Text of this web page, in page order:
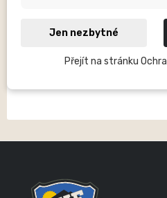
Jen nezbytné
Přejít na stránku